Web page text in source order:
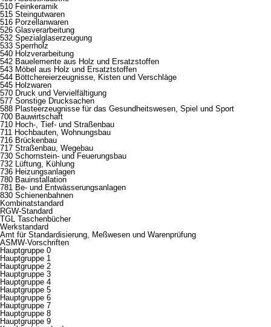
510 Feinkeramik
515 Steingutwaren
516 Porzellanwaren
526 Glasverarbeitung
532 Spezialglaserzeugung
533 Sperrholz
540 Holzverarbeitung
542 Bauelemente aus Holz und Ersatzstoffen
543 Möbel aus Holz und Ersatztstoffen
544 Böttchereierzeugnisse, Kisten und Verschläge
545 Holzwaren
570 Druck und Vervielfältigung
577 Sonstige Drucksachen
588 Plasteerzeugnisse für das Gesundheitswesen, Spiel und Sport
700 Bauwirtschaft
710 Hoch-, Tief- und Straßenbau
711 Hochbauten, Wohnungsbau
716 Brückenbau
717 Straßenbau, Wegebau
730 Schornstein- und Feuerungsbau
732 Lüftung, Kühlung
736 Heizungsanlagen
780 Bauinstallation
781 Be- und Entwässerungsanlagen
830 Schienenbahnen
Kombinatstandard
RGW-Standard
TGL Taschenbücher
Werkstandard
Amt für Standardisierung, Meßwesen und Warenprüfung
ASMW-Vorschriften
Hauptgruppe 0
Hauptgruppe 1
Hauptgruppe 2
Hauptgruppe 3
Hauptgruppe 4
Hauptgruppe 5
Hauptgruppe 6
Hauptgruppe 7
Hauptgruppe 8
Hauptgruppe 9